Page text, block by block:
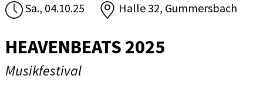
Sa., 04.10.25 Halle 32, Gummersbach
HEAVENBEATS 2025
Musikfestival